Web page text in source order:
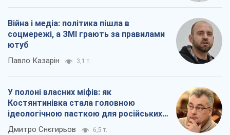
Війна і медіа: політика пішла в
соцмережі, а ЗМІ грають за правилами
ютуб
Павло Казарін 3,1 т.
У полоні власних міфів: як
Костянтинівка стала головною
ідеологічною пасткою для російських
окупантів
Дмитро Снєгирьов 6,5 т.